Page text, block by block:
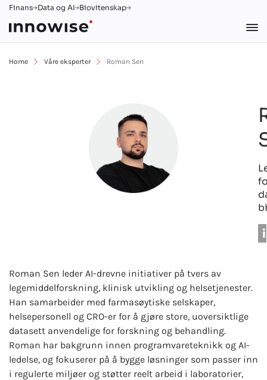
Finans Data og AI Biovitenskap
Home Våre eksperter Roman Sen
Roman Sen leder AI-drevne initiativer på tvers av
legemiddelforskning, klinisk utvikling og helsetjenester.
Han samarbeider med farmasøytiske selskaper,
helsepersonell og CRO-er for å gjøre store, uoversiktlige
datasett anvendelige for forskning og behandling.
Roman har bakgrunn innen programvareteknikk og AI-
ledelse, og fokuserer på å bygge løsninger som passer inn
i regulerte miljøer og støtter reelt arbeid i laboratorier,